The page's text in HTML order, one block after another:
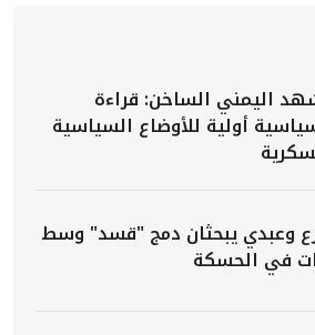
اليمني الساخن: قراءة
أولية للأوضاع السياسية
وعبدي يبحثان دمج "قسد" وسط
في الحسكة